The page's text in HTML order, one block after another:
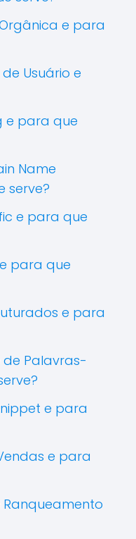
e para
Usuário e
e para que
Name
serve?
e para que
para que
e para
de Palavras-
e para
e para
Ranqueamento